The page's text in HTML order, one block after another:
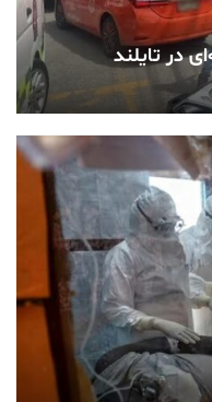
در تایلند